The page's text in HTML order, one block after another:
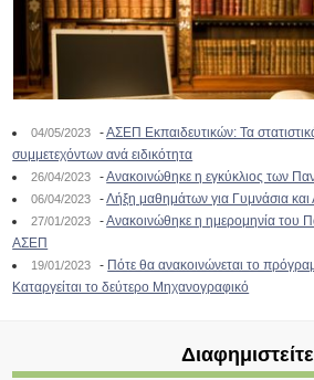
04/05/2023 -ΑΣΕΠ Εκπαιδευτικών: Τα
συμμετεχόντων ανά ειδικότητα
26/04/2023 -Ανακοινώθηκε η εγκύκλιος των
06/04/2023 -Λήξη μαθημάτων για Γυμνάσια
27/01/2023 -Ανακοινώθηκε η ημερομηνία του
ΑΣΕΠ
19/01/2023 - Πότε θα ανακοινώνεται το
Καταργείται το δεύτερο Μηχανογραφικό
Διαφημιστείτε